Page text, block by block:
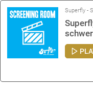
Superfly -